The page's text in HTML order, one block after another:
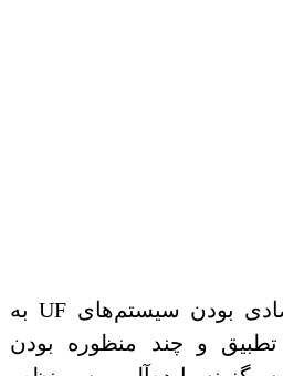
و در پایان اقتصادی بودن سیستم‌های UF به
تطبیق و چند منظوره بودن